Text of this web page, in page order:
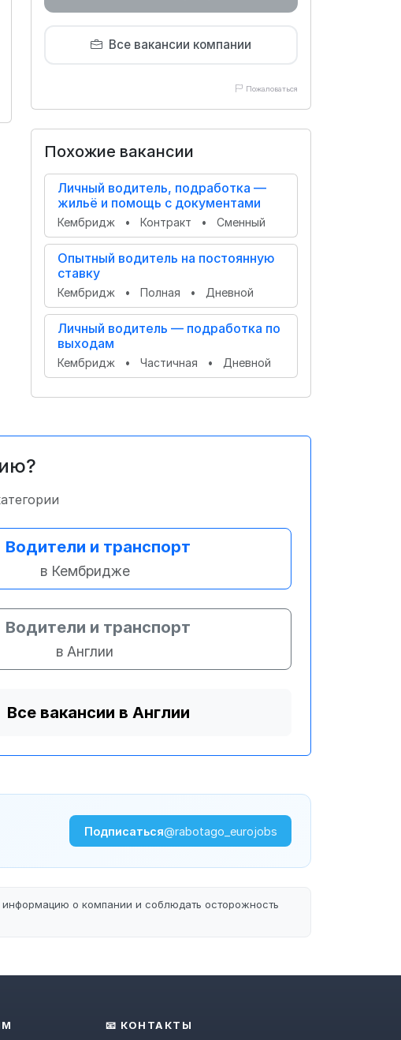
Все вакансии компании
Пожаловаться
Похожие вакансии
Личный водитель, подработка —
жильё и помощь с документами
Кембридж • Контракт • Сменный
Опытный водитель на постоянную
ставку
Кембридж • Полная • Дневной
Личный водитель — подработка по
выходам
Кембридж • Частичная • Дневной
Водители и транспорт
в Кембридже
Водители и транспорт
в Англии
Все вакансии в Англии
Подписаться@rabotago_eurojobs
о компании и соблюдать осторожность
📧 КОНТАКТЫ